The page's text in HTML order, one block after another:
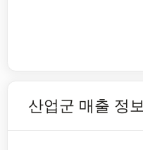
산업군 매출 정보